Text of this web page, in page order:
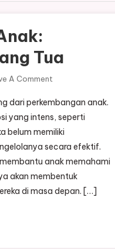
Tua
A CommentOn
Emosi
Anak:
Panduan
Untuk
Orang
Tua
dari perkembangan anak.
yang intens, seperti
belum memiliki
secara efektif.
anak memahami
akan membentuk
di masa depan. […]